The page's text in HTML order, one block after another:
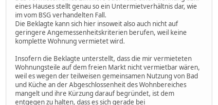
eines Hauses stellt genau so ein Untermietverhältnis dar, wie
im vom BSG verhandelten Fall.
Die Beklagte kann sich hier insoweit also auch nicht auf
geringere Angemessenheitskriterien berufen, weil keine
komplette Wohnung vermietet wird.
Insofern die Beklagte unterstellt, dass die mir vermieteten
Wohnungsteile auf dem freien Markt nicht vermietbar wären,
weil es wegen der teilweisen gemeinsamen Nutzung von Bad
und Küche an der Abgeschlossenheit des Wohnbereiches
mangelt und ihre Kürzung darauf begründet, ist dem
entgegen zu halten, dass es sich gerade bei